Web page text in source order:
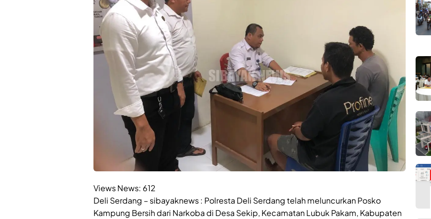
Views News: 612
Deli Serdang – sibayaknews : Polresta Deli Serdang telah meluncurkan Posko
Kampung Bersih dari Narkoba di Desa Sekip, Kecamatan Lubuk Pakam, Kabupaten